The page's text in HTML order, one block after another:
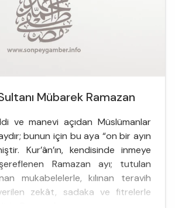
Mübarek Ramazan
ve manevi açıdan Müslümanlar
bunun için bu aya “on bir ayın
Kur’ân’ın, kendisinde inmeye
Ramazan ayı; tutulan
mukabelelerle, kılınan teravih
zekât, sadaka ve fitrelerle